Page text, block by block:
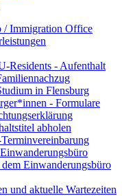
/ Immigration Office
Residents - Aufenthalt
in Flensburg
- Formulare
abholen
Einwanderungsbüro
und aktuelle Wartezeiten